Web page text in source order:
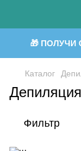
🎁 ПОЛУЧИ
Каталог
Депиляция
Фильтр